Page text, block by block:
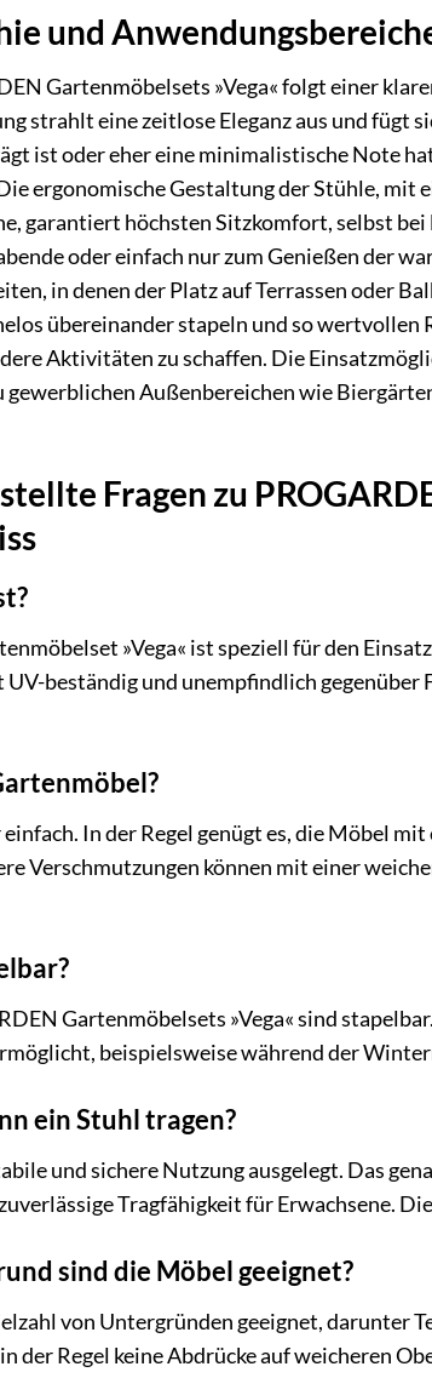
und
Gartenmöbelsets »Vega« folgt einer
strahlt eine zeitlose Eleganz aus und fügt
ist oder eher eine minimalistische Note
ergonomische Gestaltung der Stühle, mit
garantiert höchsten Sitzkomfort, selbst bei
oder einfach nur zum Genießen der
in denen der Platz auf Terrassen oder
übereinander stapeln und so wertvollen
Aktivitäten zu schaffen. Die
gewerblichen Außenbereichen wie
Fragen zu
»Vega« ist speziell für den
beständig und unempfindlich gegenüber
In der Regel genügt es, die Möbel
Verschmutzungen können mit einer
Gartenmöbelsets »Vega« sind
beispielsweise während der
ein Stuhl tragen?
und sichere Nutzung ausgelegt. Das
Tragfähigkeit für Erwachsene.
sind die Möbel geeignet?
von Untergründen geeignet, darunter
der Regel keine Abdrücke auf weicheren